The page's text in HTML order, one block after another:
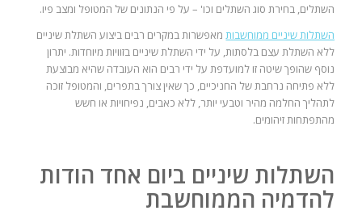
השתלים, בחירת סוג השתלים וכו' – על פי הנתונים של המטופל ומצב פיו.
השתלות שיניים ממוחשבותמאפשרות במקרים רבים ביצוע השתלת שיניים
ללא השתלת עצם בלסתות, על ידי השתלת שיניים בזוויות מיוחדות. יתרון
נוסף שהופך שיטה זו למועדפת על ידי רבים הוא העובדה שהיא מבוצעת
ללא פתיחה נרחבת של החניכיים, כך שאין צורך בתפרים, והמטופל זוכה
לתהליך החלמה מהיר וטבעי יותר, ללא כאבים, נפיחויות או חשש
מהתפתחות זיהומים.
השתלות שיניים ביום אחד הודות
להדמיה הממוחשבת